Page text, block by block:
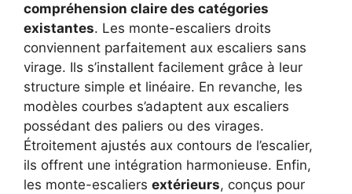
compréhension claire des catégories
existantes. Les monte-escaliers droits
conviennent parfaitement aux escaliers sans
virage. Ils s’installent facilement grâce à leur
structure simple et linéaire. En revanche, les
modèles courbes s’adaptent aux escaliers
possédant des paliers ou des virages.
Étroitement ajustés aux contours de l’escalier,
ils offrent une intégration harmonieuse. Enfin,
les monte-escaliers extérieurs, conçus pour